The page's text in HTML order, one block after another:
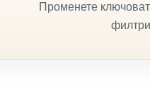
Променете